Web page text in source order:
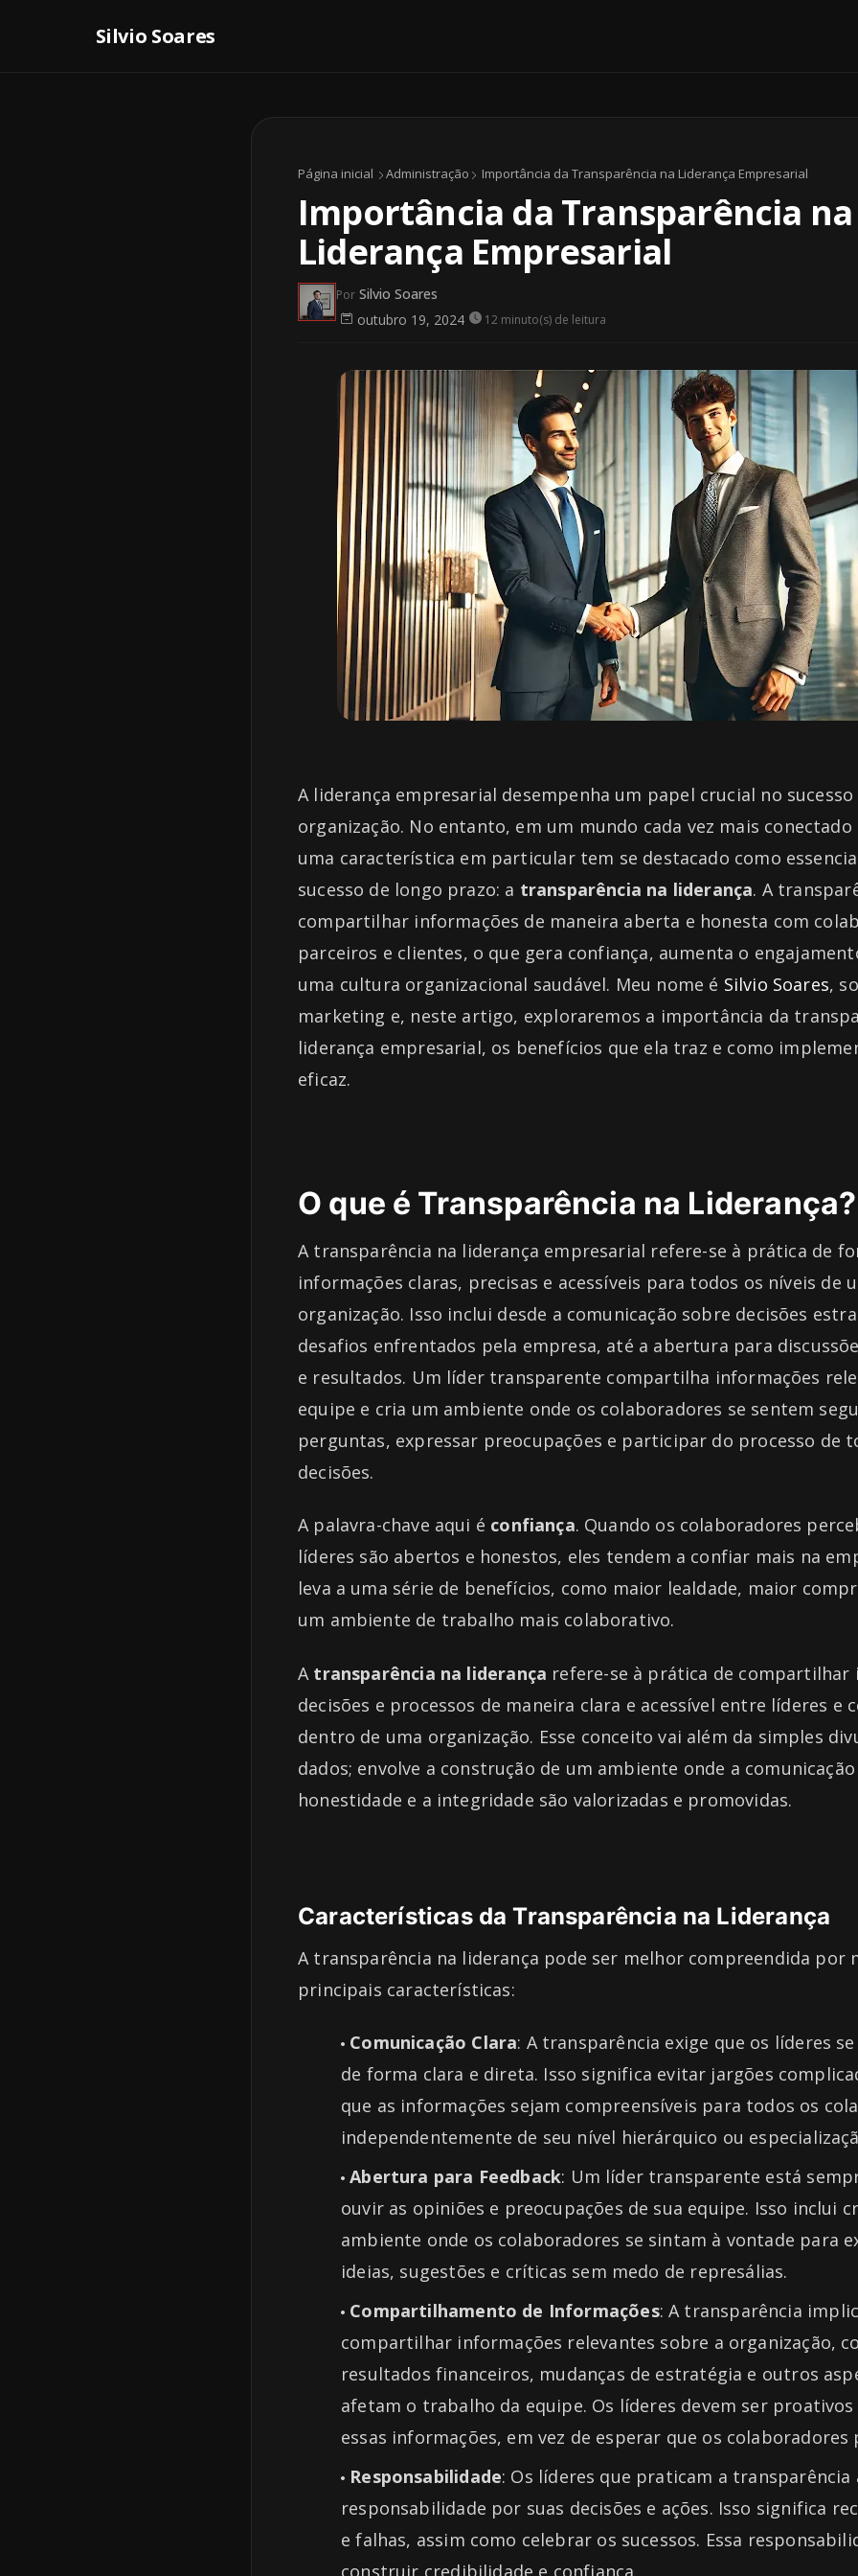
Página inicial Administração Importância da Transparência na Liderança Empresarial
Importância da Transparência na
Liderança Empresarial
Por Silvio Soares
outubro 19, 2024
12 minuto(s) de leitura
A liderança empresarial desempenha um papel crucial no
organização. No entanto, em um mundo cada vez mais conectado
uma característica em particular tem se destacado como
sucesso de longo prazo: a transparência na liderança. A
compartilhar informações de maneira aberta e honesta com
parceiros e clientes, o que gera confiança, aumenta o
uma cultura organizacional saudável. Meu nome é Silvio Soares,
marketing e, neste artigo, exploraremos a importância da
liderança empresarial, os benefícios que ela traz e como
eficaz.
O que é Transparência na Liderança?
A transparência na liderança empresarial refere-se à prática de
informações claras, precisas e acessíveis para todos os níveis de
organização. Isso inclui desde a comunicação sobre decisões
desafios enfrentados pela empresa, até a abertura para
e resultados. Um líder transparente compartilha informações
equipe e cria um ambiente onde os colaboradores se sentem
perguntas, expressar preocupações e participar do processo de
decisões.
A palavra-chave aqui é confiança. Quando os colaboradores
líderes são abertos e honestos, eles tendem a confiar mais na
leva a uma série de benefícios, como maior lealdade, maior
um ambiente de trabalho mais colaborativo.
A transparência na liderança refere-se à prática de compartilhar
decisões e processos de maneira clara e acessível entre líderes e
dentro de uma organização. Esse conceito vai além da simples
dados; envolve a construção de um ambiente onde a
honestidade e a integridade são valorizadas e promovidas.
Características da Transparência na Liderança
A transparência na liderança pode ser melhor compreendida por
principais características:
Comunicação Clara: A transparência exige que os líderes
de forma clara e direta. Isso significa evitar jargões
que as informações sejam compreensíveis para todos os
independentemente de seu nível hierárquico ou
Abertura para Feedback: Um líder transparente está
ouvir as opiniões e preocupações de sua equipe. Isso inclui
ambiente onde os colaboradores se sintam à vontade para
ideias, sugestões e críticas sem medo de represálias.
Compartilhamento de Informações: A transparência
compartilhar informações relevantes sobre a organização,
resultados financeiros, mudanças de estratégia e outros
afetam o trabalho da equipe. Os líderes devem ser
essas informações, em vez de esperar que os
Responsabilidade: Os líderes que praticam a transparência
responsabilidade por suas decisões e ações. Isso significa
e falhas, assim como celebrar os sucessos. Essa